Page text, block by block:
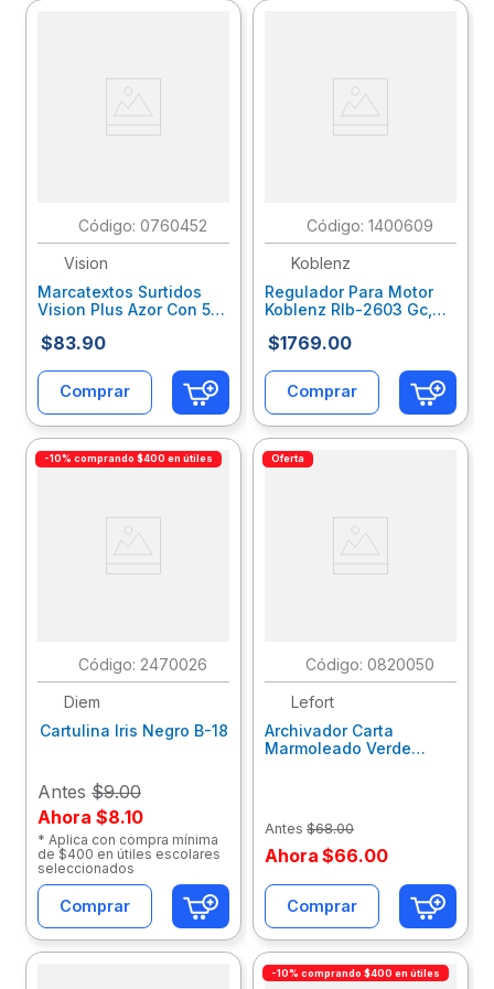
: 0760452
Vision
Marcatextos Surtidos
Vision Plus Azor Con 5
$83.90
Comprar
: 1400609
Koblenz
Regulador Para Motor
Koblenz Rlb-2603 Gc,
Contacto 00-1521-00-4
$1769.00
Comprar
-10% comprando $400 en útiles
: 2470026
Diem
Cartulina Iris Negro B-18
Antes $9.00
Ahora $8.10
* Aplica con compra mínima
de $400 en útiles escolares
seleccionados
Comprar
Oferta
: 0820050
Lefort
Archivador Carta
Marmoleado Verde
Antes $68.00
Ahora $66.00
Comprar
-10% comprando $400 en útiles